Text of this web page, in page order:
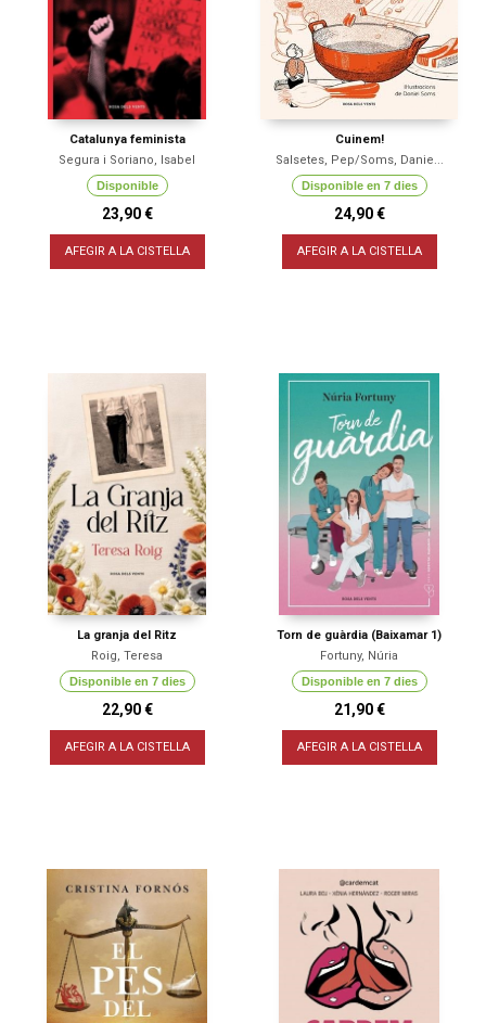
Catalunya feminista
Segura i Soriano, Isabel
Disponible
23,90 €
AFEGIR A LA CISTELLA
Cuinem!
Salsetes, Pep/Soms, Danie...
Disponible en 7 dies
24,90 €
AFEGIR A LA CISTELLA
La granja del Ritz
Roig, Teresa
Disponible en 7 dies
22,90 €
AFEGIR A LA CISTELLA
Torn de guàrdia (Baixamar 1)
Fortuny, Núria
Disponible en 7 dies
21,90 €
AFEGIR A LA CISTELLA